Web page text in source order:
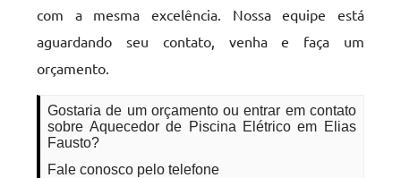
com a mesma excelência. Nossa equipe está
aguardando seu contato, venha e faça um
orçamento.
Gostaria de um orçamento ou entrar em contato
sobre Aquecedor de Piscina Elétrico em Elias
Fausto?
Fale conosco pelo telefone